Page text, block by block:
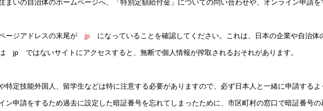
まいの自治体のホームページへ、「特別定額給付金」についての問い合わせや、オンライン申請を
ージアドレスの末尾が jp になっていることを確認してください。これは、日本の企業や自治体
jp ではないサイトにアクセスすると、無断で個人情報が搾取されるおそれがあります。
特定技能外国人、留学生などは特に注意する必要がありますので、必ず日本人と一緒に申請するよ
ン申請をするため過去に設定した暗証番号を忘れてしまったために、市区町村の窓口で暗証番号